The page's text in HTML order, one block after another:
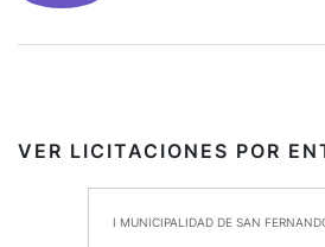
VER LICITACIONES POR
I MUNICIPALIDAD DE SAN